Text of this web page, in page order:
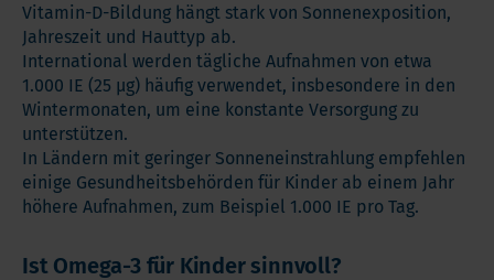
Vitamin-D-Bildung hängt stark von Sonnenexposition,
Jahreszeit und Hauttyp ab.
International werden tägliche Aufnahmen von etwa
1.000 IE (25 µg) häufig verwendet, insbesondere in den
Wintermonaten, um eine konstante Versorgung zu
unterstützen.
In Ländern mit geringer Sonneneinstrahlung empfehlen
einige Gesundheitsbehörden für Kinder ab einem Jahr
höhere Aufnahmen, zum Beispiel 1.000 IE pro Tag.
Ist Omega-3 für Kinder sinnvoll?